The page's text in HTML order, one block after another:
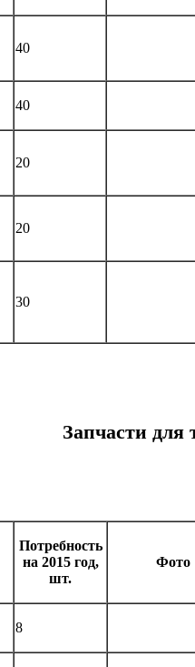
40
40
20
20
30
Запчасти для
Потребность
на 2015 год,
шт.
Фото
8